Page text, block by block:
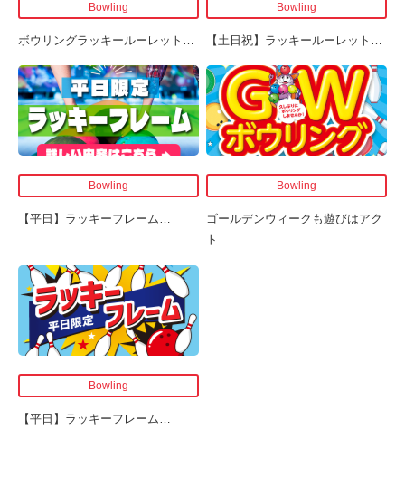
Bowling
ボウリングラッキールーレット …
Bowling
【土日祝】ラッキールーレット …
Bowling
【平日】ラッキーフレーム…
Bowling
ゴールデンウィークも遊びはアク
ト …
Bowling
【平日】ラッキーフレーム